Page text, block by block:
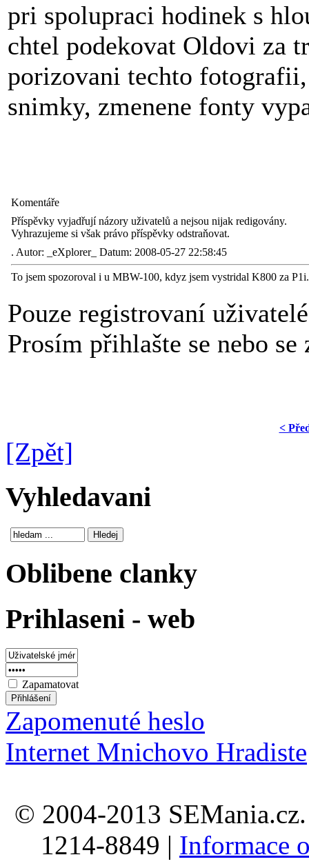
pri spolupraci hodinek s
chtel podekovat Oldovi za
porizovani techto
snimky, zmenene fonty
Komentáře
Příspěvky vyjadřují názory uživatelů a nejsou nijak redigovány.
Vyhrazujeme si však právo příspěvky odstraňovat.
. Autor: _eXplorer_ Datum: 2008-05-27 22:58:45
To jsem spozoroval i u MBW-100, kdyz jsem vystridal K800 za
Pouze registrovaní
Prosím přihlašte se nebo
<
[Zpět]
Vyhledavani
Oblibene clanky
Prihlaseni - web
Zapamatovat
Zapomenuté heslo
Internet Mnichovo Hradiste
© 2004-2013
1214-8849 | Informace